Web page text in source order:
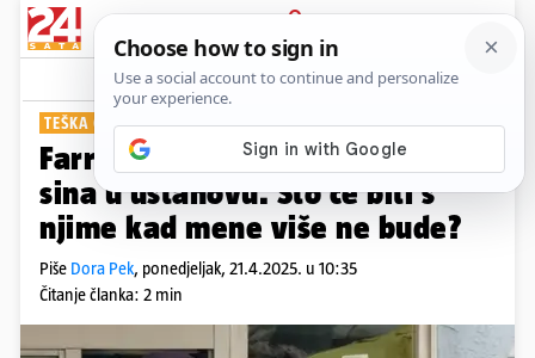
PRIJAVA
Show Komentari
TEŠKA ODLUKA
Farrell: Smjestit ću bolesnoga
sina u ustanovu. Što će biti s
njime kad mene više ne bude?
Piše Dora Pek, ponedjeljak, 21.4.2025. u 10:35
Čitanje članka: 2 min